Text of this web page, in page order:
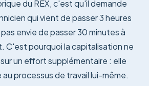
du REX, c'est qu'il demande
qui vient de passer 3 heures
envie de passer 30 minutes à
C'est pourquoi la capitalisation ne
un effort supplémentaire : elle
processus de travail lui-même.